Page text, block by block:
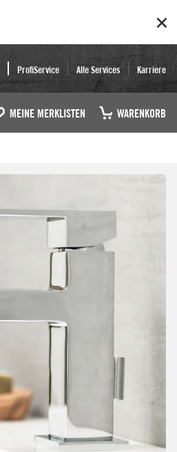
ProfiService Alle Services Karriere
MEINE MERKLISTEN WARENKORB